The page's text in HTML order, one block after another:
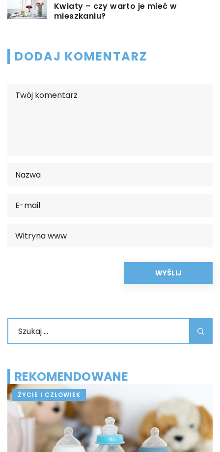
Kwiaty – czy warto je mieć w
mieszkaniu?
DODAJ KOMENTARZ
REKOMENDOWANE
ŻYCIE I CZŁOWIEK